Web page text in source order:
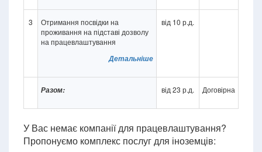
3
Отримання посвідки на
проживання на підставі дозволу
на працевлаштування
Детальніше
від 10 р.д.
Разом: від 23 р.д. Договірна
У Вас немає компанії для працевлаштування?
Пропонуємо комплекс послуг для іноземців: